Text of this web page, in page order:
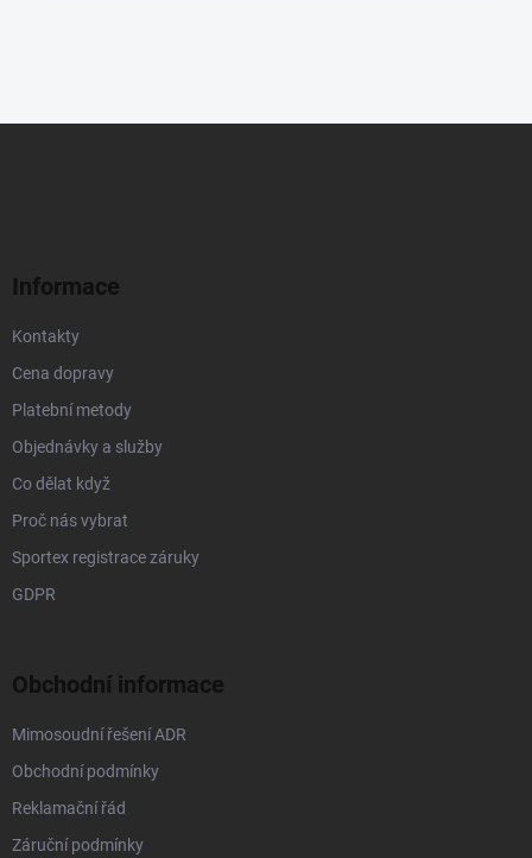
Informace
Kontakty
Cena dopravy
Platební metody
Objednávky a služby
Co dělat když
Proč nás vybrat
Sportex registrace záruky
GDPR
Obchodní informace
Mimosoudní řešení ADR
Obchodní podmínky
Reklamační řád
Záruční podmínky